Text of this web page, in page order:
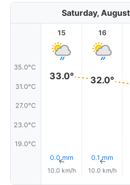
Saturday,
35.0°C
31.0°C
27.0°C
23.0°C
19.0°C
15
33.0°
0.0 mm
↑
10.0 km/h
16
32.0°
0.1 mm
↑
10.0 km/h